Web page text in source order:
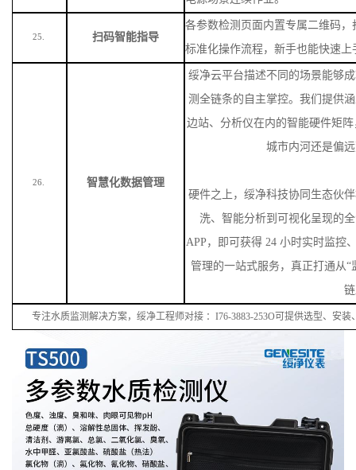
25. 扫码智能指导
各参数检测页面内置专属二维码
标准化操作流程，新手也能快速上
26. 智慧化数据管理
绥净云平台描述不同的场景能够
测全链条的自主掌控。我们提供
边站、分析仪在内的智能硬件矩
城市内河还是偏
硬件之上，绥净科技协同生态伙
洗、智能分析到可视化呈现的
APP，即可获得 24 小时实时监控
管理的一站式服务，真正打通从“
专注水质监测解决方案，绥净工程师对接 ：I76-3883-253O可提供选型、安装